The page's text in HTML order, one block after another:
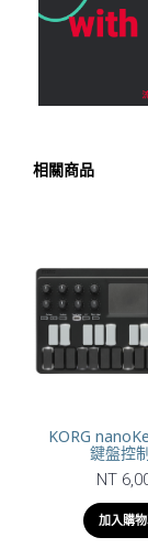
相關商品
KORG
鍵盤控
NT
加入購